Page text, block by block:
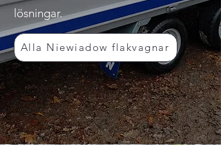
lösningar.
Alla Niewiadow flakvagnar